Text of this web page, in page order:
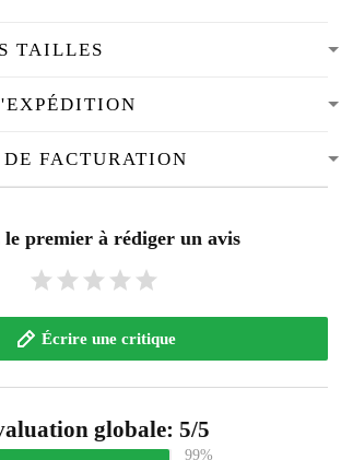
TAILLES
FACTURATION
le premier à rédiger un avis
Écrire une critique
globale: 5/5
99%